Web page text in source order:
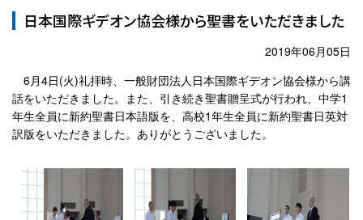
日本国際ギデオン協会様から聖書をいただきました
2019年06月05日
6月4日(火)礼拝時、一般財団法人日本国際ギデオン協会様から講
話をいただきました。また、引き続き聖書贈呈式が行われ、中学1
年生全員に新約聖書日本語版を、高校1年生全員に新約聖書日英対
訳版をいただきました。ありがとうございました。